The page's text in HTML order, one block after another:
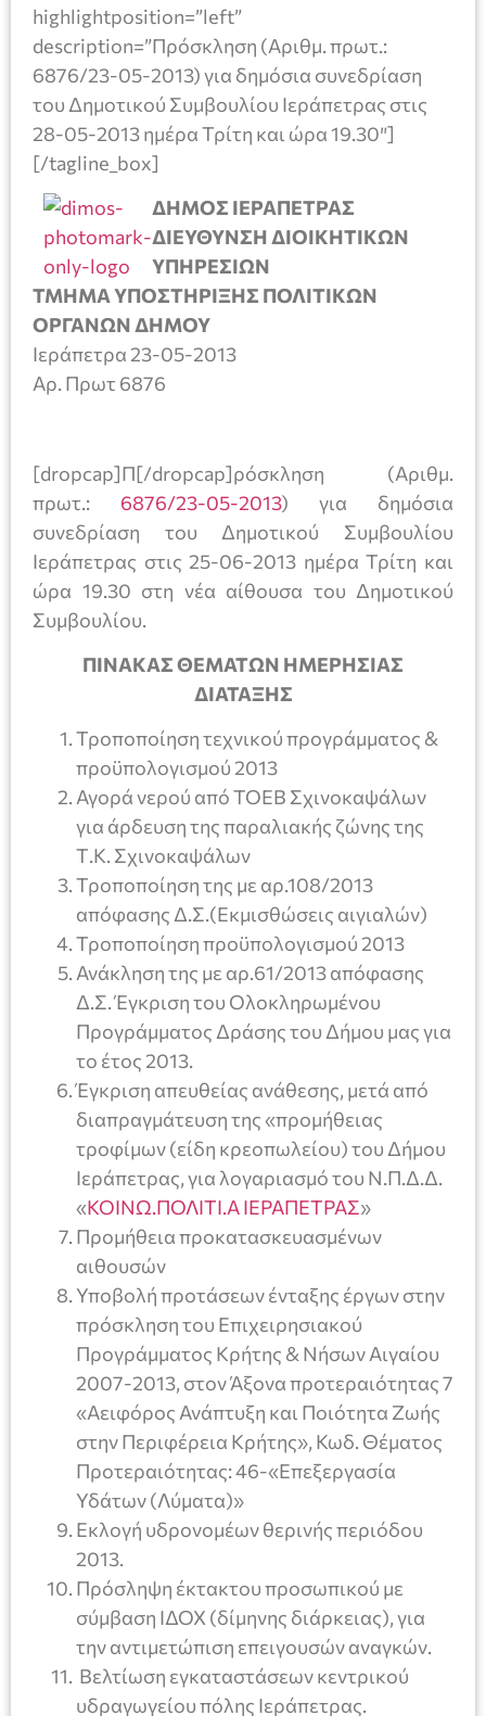
highlightposition=”left”
description=”Πρόσκληση (Αριθμ. πρωτ.:
6876/23-05-2013) για δημόσια συνεδρίαση
του Δημοτικού Συμβουλίου Ιεράπετρας στις
28-05-2013 ημέρα Τρίτη και ώρα 19.30″]
[/tagline_box]
ΔΗΜΟΣ ΙΕΡΑΠΕΤΡΑΣ
ΔΙΕΥΘΥΝΣΗ ΔΙΟΙΚΗΤΙΚΩΝ
ΥΠΗΡΕΣΙΩΝ
ΤΜΗΜΑ ΥΠΟΣΤΗΡΙΞΗΣ ΠΟΛΙΤΙΚΩΝ
ΟΡΓΑΝΩΝ ΔΗΜΟΥ
Ιεράπετρα 23-05-2013
Αρ. Πρωτ 6876
[dropcap]Π[/dropcap]ρόσκληση (Αριθμ.
πρωτ.: 6876/23-05-2013) για δημόσια
συνεδρίαση του Δημοτικού Συμβουλίου
Ιεράπετρας στις 25-06-2013 ημέρα Τρίτη και
ώρα 19.30 στη νέα αίθουσα του Δημοτικού
Συμβουλίου.
ΠΙΝΑΚΑΣ ΘΕΜΑΤΩΝ ΗΜΕΡΗΣΙΑΣ
ΔΙΑΤΑΞΗΣ
Τροποποίηση τεχνικού προγράμματος &
προϋπολογισμού 2013
Αγορά νερού από ΤΟΕΒ Σχινοκαψάλων
για άρδευση της παραλιακής ζώνης της
Τ.Κ. Σχινοκαψάλων
Τροποποίηση της με αρ.108/2013
απόφασης Δ.Σ.(Εκμισθώσεις αιγιαλών)
Τροποποίηση προϋπολογισμού 2013
Ανάκληση της με αρ.61/2013 απόφασης
Δ.Σ. Έγκριση του Ολοκληρωμένου
Προγράμματος Δράσης του Δήμου μας για
το έτος 2013.
Έγκριση απευθείας ανάθεσης, μετά από
διαπραγμάτευση της «προμήθειας
τροφίμων (είδη κρεοπωλείου) του Δήμου
Ιεράπετρας, για λογαριασμό του Ν.Π.Δ.Δ.
«ΚΟΙΝΩ.ΠΟΛΙΤΙ.Α ΙΕΡΑΠΕΤΡΑΣ»
Προμήθεια προκατασκευασμένων
αιθουσών
Υποβολή προτάσεων ένταξης έργων στην
πρόσκληση του Επιχειρησιακού
Προγράμματος Κρήτης & Νήσων Αιγαίου
2007-2013, στον Άξονα προτεραιότητας 7
«Αειφόρος Ανάπτυξη και Ποιότητα Ζωής
στην Περιφέρεια Κρήτης», Κωδ. Θέματος
Προτεραιότητας: 46-«Επεξεργασία
Υδάτων (Λύματα)»
Εκλογή υδρονομέων θερινής περιόδου
2013.
Πρόσληψη έκτακτου προσωπικού με
σύμβαση ΙΔΟΧ (δίμηνης διάρκειας), για
την αντιμετώπιση επειγουσών αναγκών.
Βελτίωση εγκαταστάσεων κεντρικού
υδραγωγείου πόλης Ιεράπετρας.